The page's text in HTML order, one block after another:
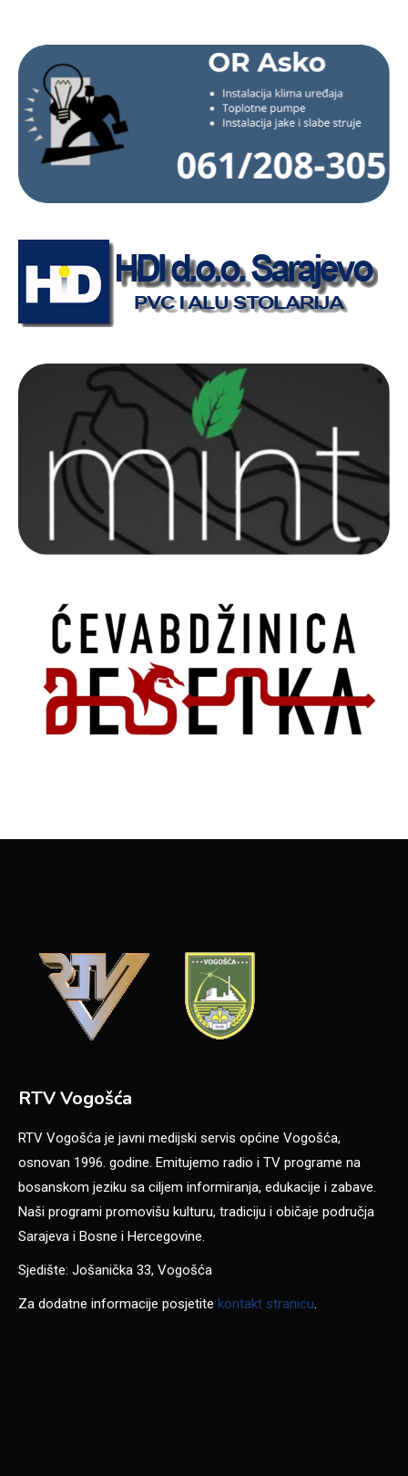
RTV Vogošća
RTV Vogošća je javni medijski servis općine Vogošća,
osnovan 1996. godine. Emitujemo radio i TV programe na
bosanskom jeziku sa ciljem informiranja, edukacije i zabave.
Naši programi promovišu kulturu, tradiciju i običaje područja
Sarajeva i Bosne i Hercegovine.
Sjedište: Jošanička 33, Vogošća
Za dodatne informacije posjetite kontakt stranicu.